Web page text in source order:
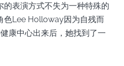
表演方式不失为一种特殊的
色Lee Holloway因为自残而
康中心出来后，她找到了一